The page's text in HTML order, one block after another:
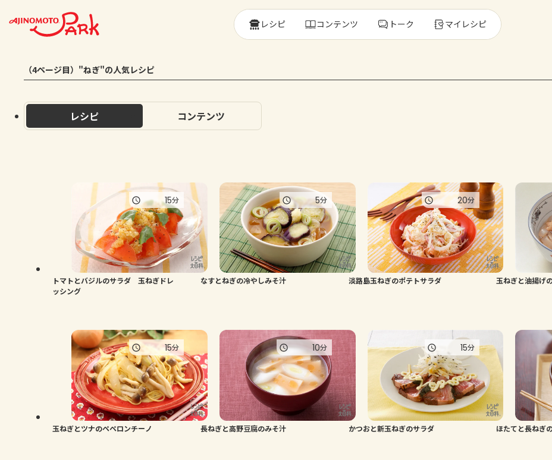
レシピ
レシピ コンテンツ トーク マイレシピ
（4ページ目）"ねぎ"の人気レシピ
レシピ コンテンツ
トマトとバジルのサラダ 玉ねぎドレ
ッシング
15分
なすとねぎの冷やしみそ汁
5分
淡路島玉ねぎのポテトサラダ
20分
玉ねぎと油揚げ
玉ねぎとツナのペペロンチーノ
15分
長ねぎと高野豆腐のみそ汁
10分
かつおと新玉ねぎのサラダ
15分
ほたてと長ねぎ